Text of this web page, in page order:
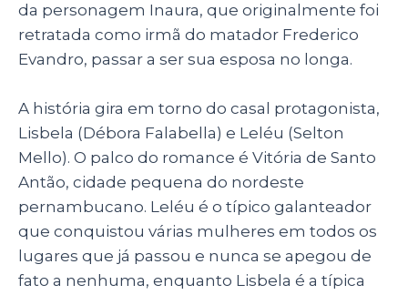
da personagem Inaura, que originalmente foi
retratada como irmã do matador Frederico
Evandro, passar a ser sua esposa no longa.
A história gira em torno do casal protagonista,
Lisbela (Débora Falabella) e Leléu (Selton
Mello). O palco do romance é Vitória de Santo
Antão, cidade pequena do nordeste
pernambucano. Leléu é o típico galanteador
que conquistou várias mulheres em todos os
lugares que já passou e nunca se apegou de
fato a nenhuma, enquanto Lisbela é a típica